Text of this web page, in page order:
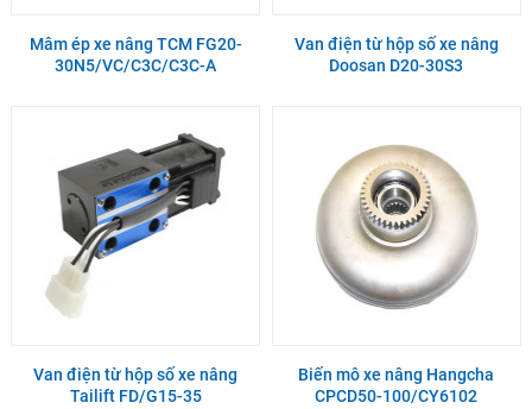
Mâm ép xe nâng TCM FG20-
30N5/VC/C3C/C3C-A
Van điện từ hộp số xe nâng
Doosan D20-30S3
Van điện từ hộp số xe nâng
Tailift FD/G15-35
Biến mô xe nâng Hangcha
CPCD50-100/CY6102